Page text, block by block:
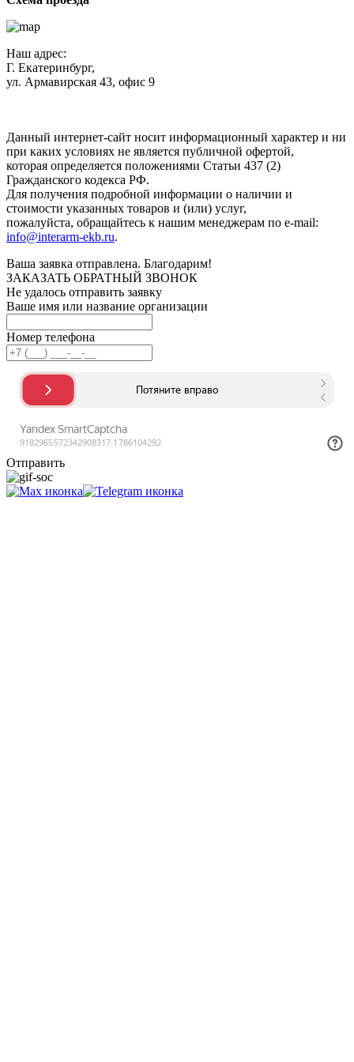
Наш адрес:
Г. Екатеринбург,
ул. Армавирская 43, офис 9
Данный интернет-сайт носит информационный характер и ни
при каких условиях не является публичной офертой,
которая определяется положениями Статьи 437 (2)
Гражданского кодекса РФ.
Для получения подробной информации о наличии и
стоимости указанных товаров и (или) услуг,
пожалуйста, обращайтесь к нашим менеджерам по e-mail:
info@interarm-ekb.ru.
Ваша заявка отправлена. Благодарим!
ЗАКАЗАТЬ ОБРАТНЫЙ ЗВОНОК
Не удалось отправить заявку
Ваше имя или название организации
Номер телефона
Отправить